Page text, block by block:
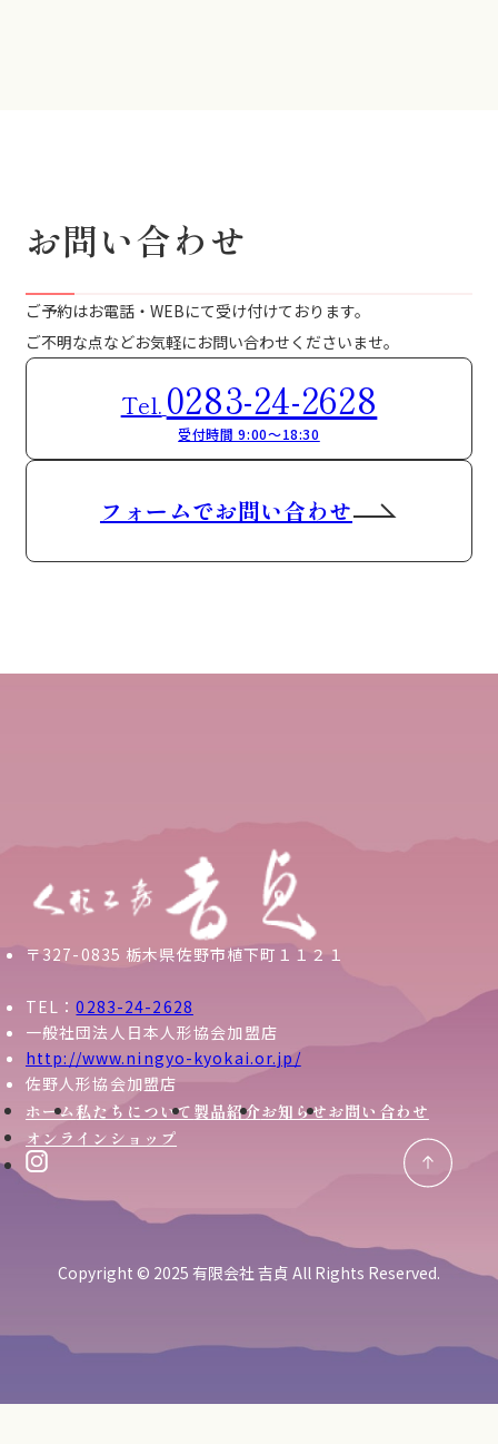
お問い合わせ
ご予約はお電話・WEBにて受け付けております。
ご不明な点などお気軽にお問い合わせくださいませ。
Tel. 0283-24-2628
受付時間 9:00～18:30
フォームでお問い合わせ
〒327-0835 栃木県佐野市植下町１１２１
TEL：0283-24-2628
一般社団法人日本人形協会加盟店
http://www.ningyo-kyokai.or.jp/
佐野人形協会加盟店
ホーム私たちについて 製品紹介お知らせお問い合わせ
オンラインショップ
Copyright © 2025 有限会社 吉貞 All Rights Reserved.